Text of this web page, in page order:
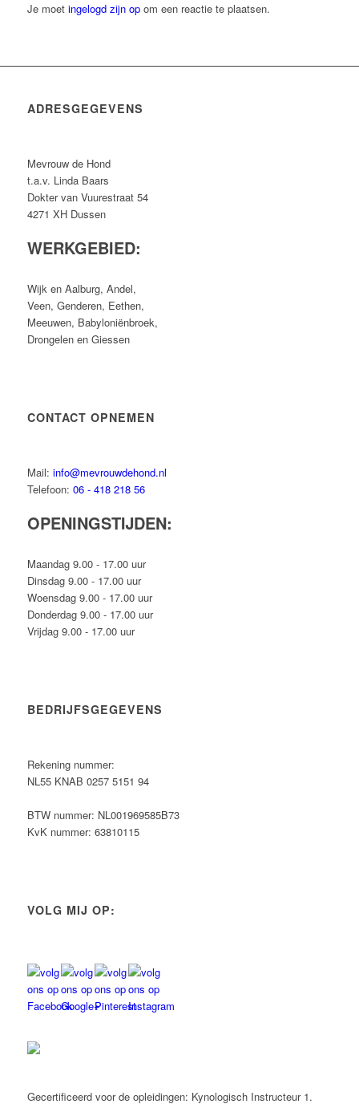
Je moet ingelogd zijn opom een reactie te plaatsen.
ADRESGEGEVENS
Mevrouw de Hond
t.a.v. Linda Baars
Dokter van Vuurestraat 54
4271 XH Dussen
WERKGEBIED:
Wijk en Aalburg, Andel,
Veen, Genderen, Eethen,
Meeuwen, Babyloniënbroek,
Drongelen en Giessen
CONTACT OPNEMEN
Mail: info@mevrouwdehond.nl
Telefoon: 06 - 418 218 56
OPENINGSTIJDEN:
Maandag 9.00 - 17.00 uur
Dinsdag 9.00 - 17.00 uur
Woensdag 9.00 - 17.00 uur
Donderdag 9.00 - 17.00 uur
Vrijdag 9.00 - 17.00 uur
BEDRIJFSGEGEVENS
Rekening nummer:
NL55 KNAB 0257 5151 94
BTW nummer: NL001969585B73
KvK nummer: 63810115
VOLG MIJ OP:
Gecertificeerd voor de opleidingen: Kynologisch Instructeur 1.